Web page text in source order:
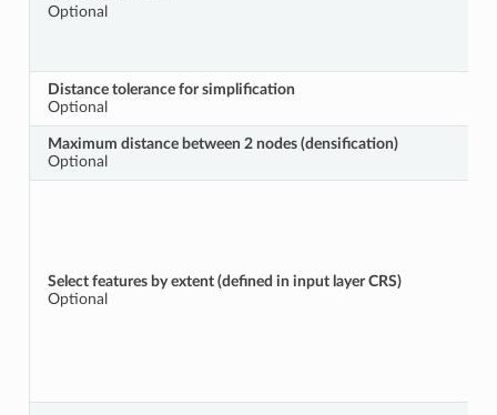
Optional
Distance tolerance for simplification
Optional
Maximum distance between 2 nodes (densification)
Optional
Select features by extent (defined in input layer CRS)
Optional